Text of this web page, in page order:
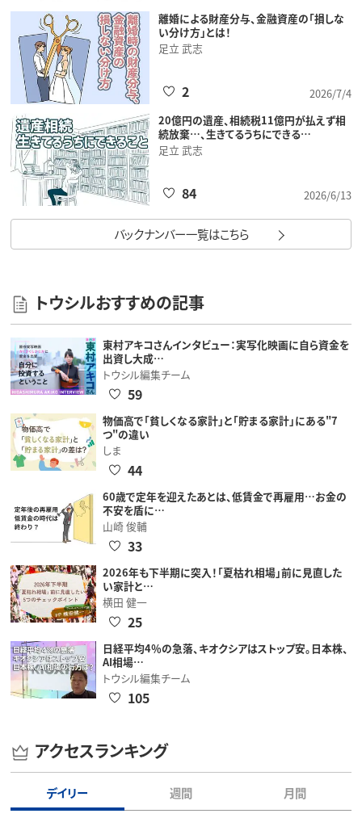
離婚による財産分与、金融資産の「損しな
い分け方」とは！
足立 武志
2026/7/4
2
20億円の遺産、相続税11億円が払えず相
続放棄…、生きてるうちにできる…
足立 武志
2026/6/13
84
バックナンバー一覧はこちら
トウシルおすすめの記事
東村アキコさんインタビュー：実写化映画に自ら資金を
出資し大成…
トウシル編集チーム
59
物価高で「貧しくなる家計」と「貯まる家計」にある"7
つ"の違い
しま
44
60歳で定年を迎えたあとは、低賃金で再雇用…お金の
不安を盾に…
山崎 俊輔
33
2026年も下半期に突入！「夏枯れ相場」前に見直した
い家計と…
横田 健一
25
日経平均4％の急落、キオクシアはストップ安。日本株、
AI相場…
トウシル編集チーム
105
アクセスランキング
デイリー 週間 月間